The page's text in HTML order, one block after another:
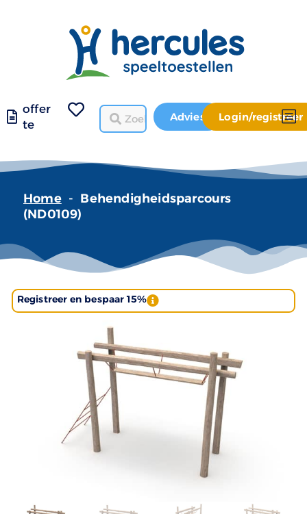
offer
te
Advies Login/registreer
Home - Behendigheidsparcours
(ND0109)
Registreer en bespaar 15%